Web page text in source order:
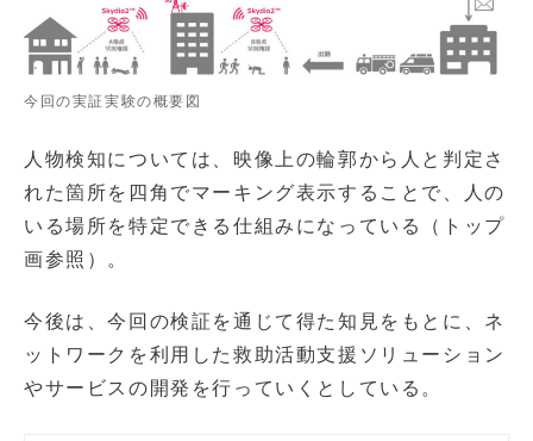
今回の実証実験の概要図
人物検知については、映像上の輪郭から人と判定さ
れた箇所を四角でマーキング表示することで、人の
いる場所を特定できる仕組みになっている（トップ
画参照）。
今後は、今回の検証を通じて得た知見をもとに、ネ
ットワークを利用した救助活動支援ソリューション
やサービスの開発を行っていくとしている。